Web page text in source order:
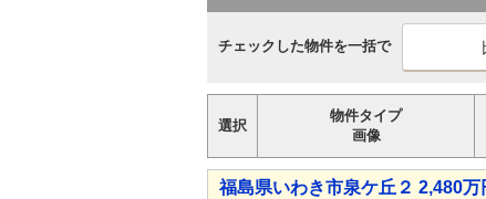
チェックした物件を一括で
選択
物件タイプ
画像
福島県いわき市泉ケ丘２ 2,480